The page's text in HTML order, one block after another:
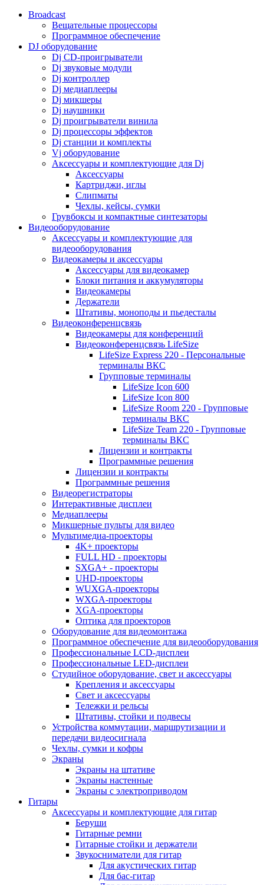
Broadcast
Вещательные процессоры
Программное обеспечение
DJ оборудование
Dj CD-проигрыватели
Dj звуковые модули
Dj контроллер
Dj медиаплееры
Dj микшеры
Dj наушники
Dj проигрыватели винила
Dj процессоры эффектов
Dj станции и комплекты
Vj оборудование
Аксессуары и комплектующие для Dj
Аксессуары
Картриджи, иглы
Слипматы
Чехлы, кейсы, сумки
Грувбоксы и компактные синтезаторы
Видеооборудование
Аксессуары и комплектующие для
видеооборудования
Видеокамеры и аксессуары
Аксессуары для видеокамер
Блоки питания и аккумуляторы
Видеокамеры
Держатели
Штативы, моноподы и пьедесталы
Видеоконференцсвязь
Видеокамеры для конференций
Видеоконференцсвязь LifeSize
LifeSize Express 220 - Персональные
терминалы ВКС
Групповые терминалы
LifeSize Icon 600
LifeSize Icon 800
LifeSize Room 220 - Групповые
терминалы ВКС
LifeSize Team 220 - Групповые
терминалы ВКС
Лицензии и контракты
Программные решения
Лицензии и контракты
Программные решения
Видеорегистраторы
Интерактивные дисплеи
Медиаплееры
Микшерные пульты для видео
Мультимедиа-проекторы
4K+ проекторы
FULL HD - проекторы
SXGA+ - проекторы
UHD-проекторы
WUXGA-проекторы
WXGA-проекторы
XGA-проекторы
Оптика для проекторов
Оборудование для видеомонтажа
Программное обеспечение для видеооборудования
Профессиональные LCD-дисплеи
Профессиональные LED-дисплеи
Студийное оборудование, свет и аксессуары
Крепления и аксессуары
Свет и аксессуары
Тележки и рельсы
Штативы, стойки и подвесы
Устройства коммутации, маршрутизации и
передачи видеосигнала
Чехлы, сумки и кофры
Экраны
Экраны на штативе
Экраны настенные
Экраны с электроприводом
Гитары
Аксессуары и комплектующие для гитар
Беруши
Гитарные ремни
Гитарные стойки и держатели
Звукосниматели для гитар
Для акустических гитар
Для бас-гитар